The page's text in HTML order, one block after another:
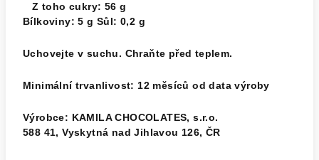
Z toho cukry: 56 g
Bílkoviny: 5 g Sůl: 0,2 g
Uchovejte v suchu. Chraňte před teplem.
Minimální trvanlivost: 12 měsíců od data výroby
Výrobce: KAMILA CHOCOLATES, s.r.o.
588 41, Vyskytná nad Jihlavou 126, ČR